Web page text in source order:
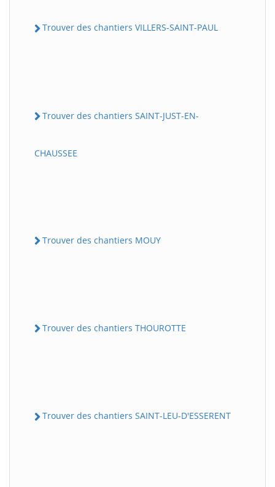
Trouver des chantiers VILLERS-SAINT-PAUL
Trouver des chantiers SAINT-JUST-EN-
CHAUSSEE
Trouver des chantiers MOUY
Trouver des chantiers THOUROTTE
Trouver des chantiers SAINT-LEU-D'ESSERENT